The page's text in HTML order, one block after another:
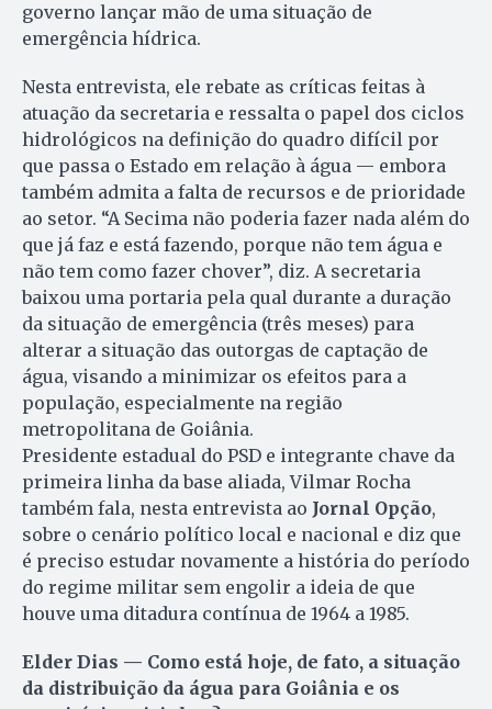
governo lançar mão de uma situação de
emergência hídrica.
Nesta entrevista, ele rebate as críticas feitas à
atuação da secretaria e ressalta o papel dos ciclos
hidrológicos na definição do quadro difícil por
que passa o Estado em relação à água — embora
também admita a falta de recursos e de prioridade
ao setor. “A Secima não poderia fazer nada além do
que já faz e está fazendo, porque não tem água e
não tem como fazer chover”, diz. A secretaria
baixou uma portaria pela qual durante a duração
da situação de emergência (três meses) para
alterar a situação das outorgas de captação de
água, visando a minimizar os efeitos para a
população, especialmente na região
metropolitana de Goiânia.
Presidente estadual do PSD e integrante chave da
primeira linha da base aliada, Vilmar Rocha
também fala, nesta entrevista ao Jornal Opção,
sobre o cenário político local e nacional e diz que
é preciso estudar novamente a história do período
do regime militar sem engolir a ideia de que
houve uma ditadura contínua de 1964 a 1985.
Elder Dias — Como está hoje, de fato, a situação
da distribuição da água para Goiânia e os